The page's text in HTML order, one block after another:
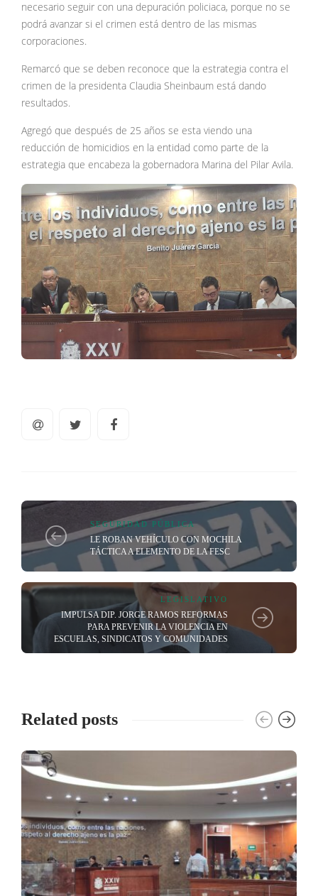
necesario seguir con una depuración policiaca, porque no se
podrá avanzar si el crimen está dentro de las mismas
corporaciones.
Remarcó que se deben reconoce que la estrategia contra el
crimen de la presidenta Claudia Sheinbaum está dando
resultados.
Agregó que después de 25 años se esta viendo una
reducción de homicidios en la entidad como parte de la
estrategia que encabeza la gobernadora Marina del Pilar Avila.
SEGURIDAD PÚBLICA
LE ROBAN VEHÍCULO CON MOCHILA
TÁCTICA A ELEMENTO DE LA FESC
LEGISLATIVO
IMPULSA DIP. JORGE RAMOS REFORMAS
PARA PREVENIR LA VIOLENCIA EN
ESCUELAS, SINDICATOS Y COMUNIDADES
Related posts